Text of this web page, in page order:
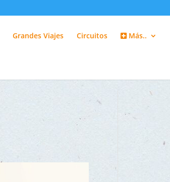
Grandes Viajes Circuitos Más..